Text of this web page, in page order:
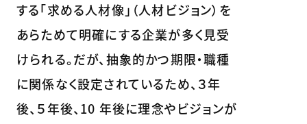
する「求める人材像」（人材ビジョン）を
あらためて明確にする企業が多く見受
けられる。だが、抽象的かつ期限・職種
に関係なく設定されているため、３年
後、５年後、10 年後に理念やビジョンが